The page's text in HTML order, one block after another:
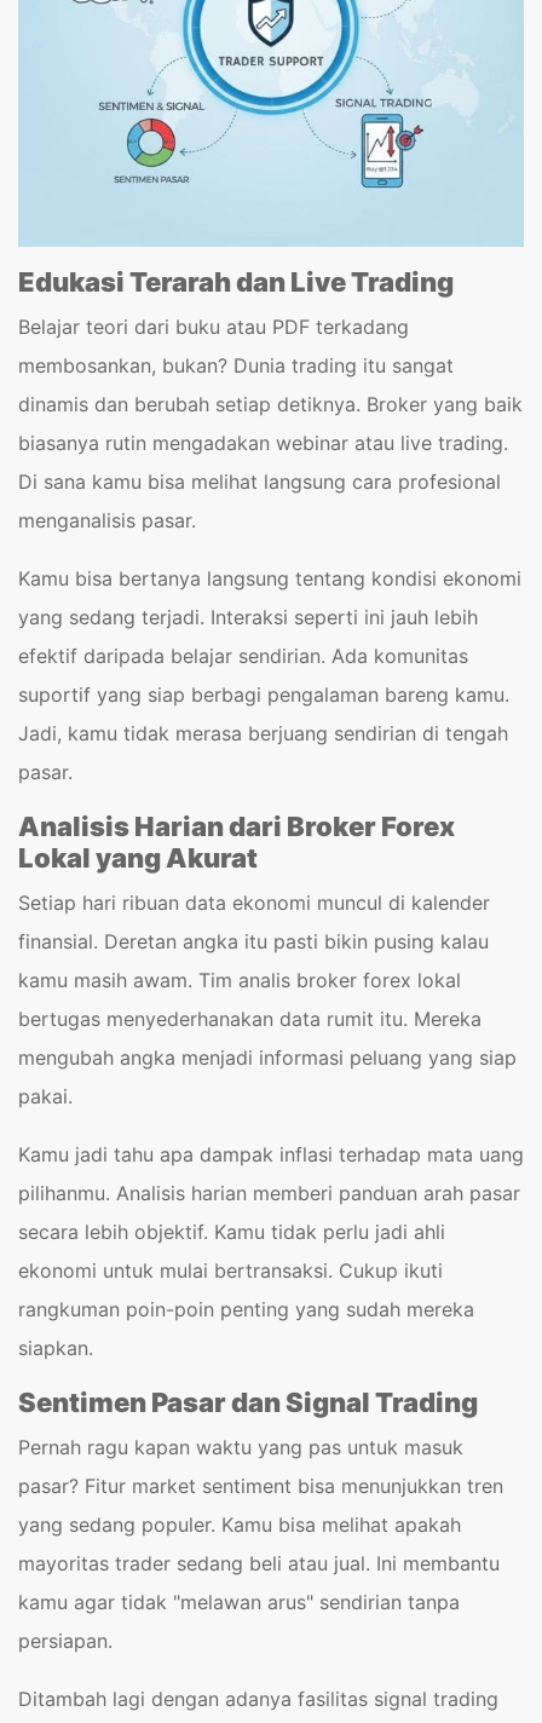
Edukasi Terarah dan Live Trading
Belajar teori dari buku atau PDF terkadang
membosankan, bukan? Dunia trading itu sangat
dinamis dan berubah setiap detiknya. Broker yang baik
biasanya rutin mengadakan webinar atau live trading.
Di sana kamu bisa melihat langsung cara profesional
menganalisis pasar.
Kamu bisa bertanya langsung tentang kondisi ekonomi
yang sedang terjadi. Interaksi seperti ini jauh lebih
efektif daripada belajar sendirian. Ada komunitas
suportif yang siap berbagi pengalaman bareng kamu.
Jadi, kamu tidak merasa berjuang sendirian di tengah
pasar.
Analisis Harian dari Broker Forex
Lokal yang Akurat
Setiap hari ribuan data ekonomi muncul di kalender
finansial. Deretan angka itu pasti bikin pusing kalau
kamu masih awam. Tim analis broker forex lokal
bertugas menyederhanakan data rumit itu. Mereka
mengubah angka menjadi informasi peluang yang siap
pakai.
Kamu jadi tahu apa dampak inflasi terhadap mata uang
pilihanmu. Analisis harian memberi panduan arah pasar
secara lebih objektif. Kamu tidak perlu jadi ahli
ekonomi untuk mulai bertransaksi. Cukup ikuti
rangkuman poin-poin penting yang sudah mereka
siapkan.
Sentimen Pasar dan Signal Trading
Pernah ragu kapan waktu yang pas untuk masuk
pasar? Fitur market sentiment bisa menunjukkan tren
yang sedang populer. Kamu bisa melihat apakah
mayoritas trader sedang beli atau jual. Ini membantu
kamu agar tidak "melawan arus" sendirian tanpa
persiapan.
Ditambah lagi dengan adanya fasilitas signal trading